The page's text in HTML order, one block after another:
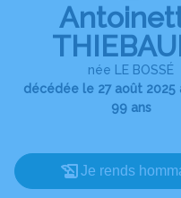
née LE BOSSÉ
décédée le 27 août 2025
99 ans
Je rends